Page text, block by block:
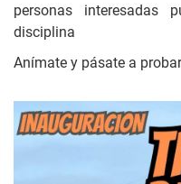
personas interesadas
disciplina
Anímate y pásate a probar